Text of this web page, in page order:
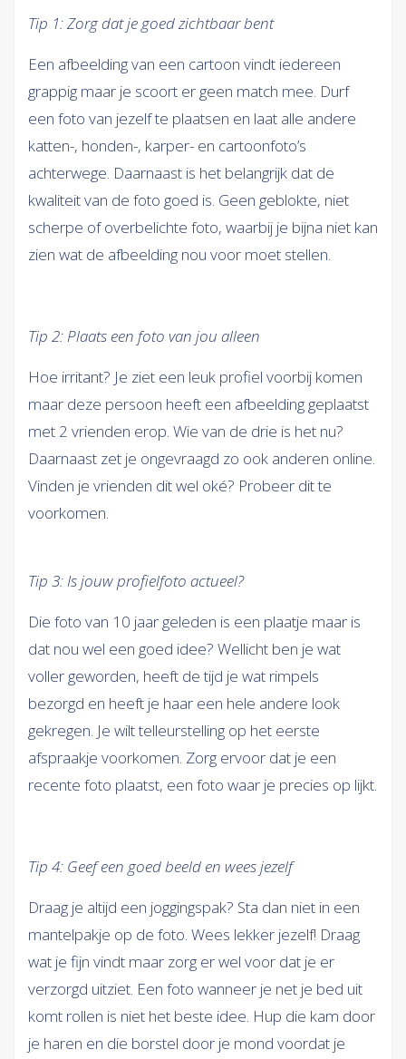
Tip 1: Zorg dat je goed zichtbaar bent
Een afbeelding van een cartoon vindt iedereen
grappig maar je scoort er geen match mee. Durf
een foto van jezelf te plaatsen en laat alle andere
katten-, honden-, karper- en cartoonfoto’s
achterwege. Daarnaast is het belangrijk dat de
kwaliteit van de foto goed is. Geen geblokte, niet
scherpe of overbelichte foto, waarbij je bijna niet kan
zien wat de afbeelding nou voor moet stellen.
Tip 2: Plaats een foto van jou alleen
Hoe irritant? Je ziet een leuk profiel voorbij komen
maar deze persoon heeft een afbeelding geplaatst
met 2 vrienden erop. Wie van de drie is het nu?
Daarnaast zet je ongevraagd zo ook anderen online.
Vinden je vrienden dit wel oké? Probeer dit te
voorkomen.
Tip 3: Is jouw profielfoto actueel?
Die foto van 10 jaar geleden is een plaatje maar is
dat nou wel een goed idee? Wellicht ben je wat
voller geworden, heeft de tijd je wat rimpels
bezorgd en heeft je haar een hele andere look
gekregen. Je wilt telleurstelling op het eerste
afspraakje voorkomen. Zorg ervoor dat je een
recente foto plaatst, een foto waar je precies op lijkt.
Tip 4: Geef een goed beeld en wees jezelf
Draag je altijd een joggingspak? Sta dan niet in een
mantelpakje op de foto. Wees lekker jezelf! Draag
wat je fijn vindt maar zorg er wel voor dat je er
verzorgd uitziet. Een foto wanneer je net je bed uit
komt rollen is niet het beste idee. Hup die kam door
je haren en die borstel door je mond voordat je